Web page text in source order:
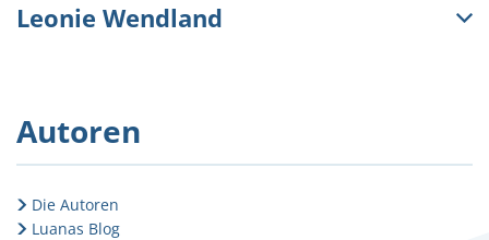
Leonie Wendland
Autoren
Die Autoren
Luanas Blog